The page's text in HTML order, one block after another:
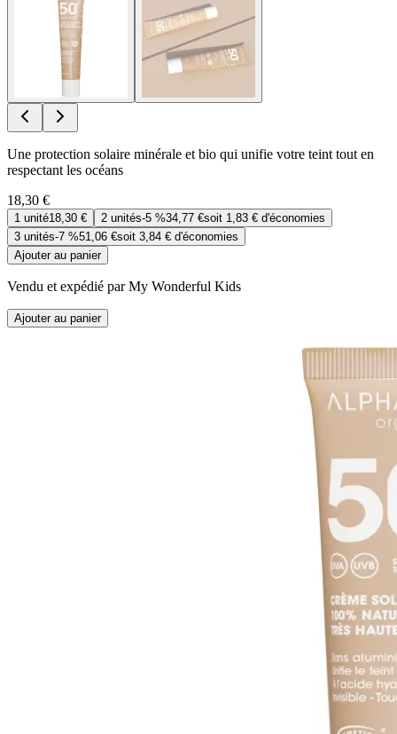
Une protection solaire minérale et bio qui unifie votre teint tout en
respectant les océans
18,30 €
1 unité18,30 € 2 unités-5 %34,77 €soit 1,83 € d'économies
3 unités-7 %51,06 €soit 3,84 € d'économies
Ajouter au panier
Vendu et expédié par My Wonderful Kids
Ajouter au panier